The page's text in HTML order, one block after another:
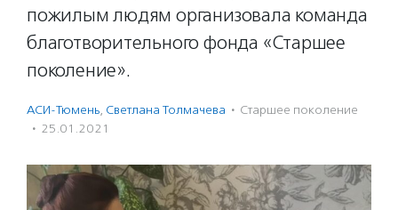
пожилым людям организовала команда
благотворительного фонда «Старшее
поколение».
АСИ-Тюмень, Светлана Толмачева · Старшее поколение
· 25.01.2021